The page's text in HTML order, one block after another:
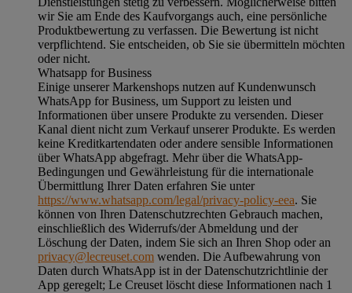
wir Sie am Ende des Kaufvorgangs auch, eine persönliche
Produktbewertung zu verfassen. Die Bewertung ist nicht
verpflichtend. Sie entscheiden, ob Sie sie übermitteln möchten
oder nicht.
Whatsapp for Business
Einige unserer Markenshops nutzen auf Kundenwunsch
WhatsApp for Business, um Support zu leisten und
Informationen über unsere Produkte zu versenden. Dieser
Kanal dient nicht zum Verkauf unserer Produkte. Es werden
keine Kreditkartendaten oder andere sensible Informationen
über WhatsApp abgefragt. Mehr über die WhatsApp-
Bedingungen und Gewährleistung für die internationale
Übermittlung Ihrer Daten erfahren Sie unter
https://www.whatsapp.com/legal/privacy-policy-eea. Sie
können von Ihren Datenschutzrechten Gebrauch machen,
einschließlich des Widerrufs/der Abmeldung und der
Löschung der Daten, indem Sie sich an Ihren Shop oder an
privacy@lecreuset.com wenden. Die Aufbewahrung von
Daten durch WhatsApp ist in der Datenschutzrichtlinie der
App geregelt; Le Creuset löscht diese Informationen nach 1